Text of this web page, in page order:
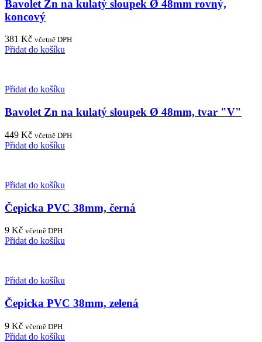
Bavolet Zn na kulatý sloupek Ø 48mm rovný,
koncový
381 Kč včetně DPH
Přidat do košíku
Přidat do košíku
Bavolet Zn na kulatý sloupek Ø 48mm, tvar "V"
449 Kč včetně DPH
Přidat do košíku
Přidat do košíku
Čepicka PVC 38mm, černá
9 Kč včetně DPH
Přidat do košíku
Přidat do košíku
Čepicka PVC 38mm, zelená
9 Kč včetně DPH
Přidat do košíku